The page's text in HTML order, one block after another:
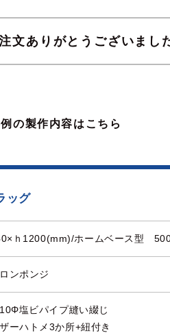
文ありがとうございまし
の製作内容はこちら
ッグ
ｈ1200(mm)/ホームベース型
ンポンジ
10Φ塩ビパイプ縫い綴じ
ーハトメ3か所+紐付き